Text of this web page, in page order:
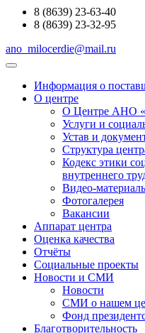
8 (8639) 23-63-40
8 (8639) 23-32-95
ano_milocerdie@mail.ru
Информация о
О центре
О Центре АНО
Услуги и
Устав и
Структура
Кодекс этики
внутреннего
Видео-
Фотогалерея
Вакансии
Аппарат центра
Оценка качества
Отчёты
Социальные проекты
Новости и СМИ
Новости
СМИ о нашем
Фонд
Благотворительность